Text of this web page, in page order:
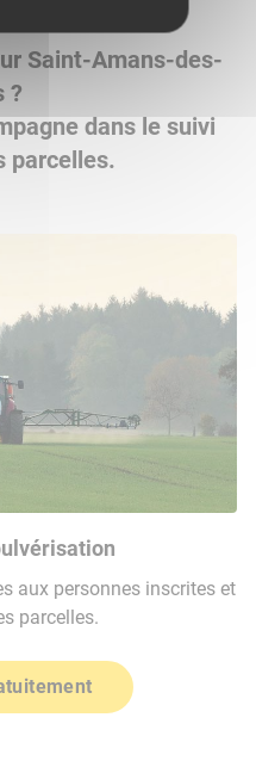
Saint-Amans-des-
?
dans le suivi
parcelles.
aux personnes inscrites et
parcelles.